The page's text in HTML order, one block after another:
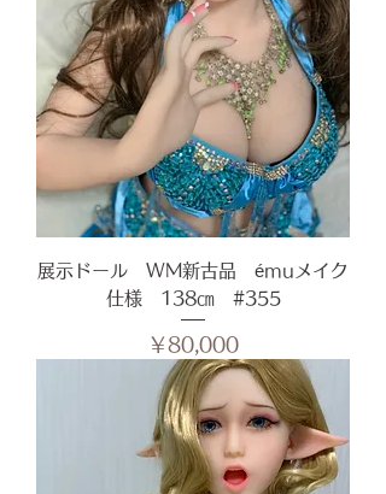
展示ドール WM新古品 émuメイク
仕様 138㎝ #355
価格
￥80,000